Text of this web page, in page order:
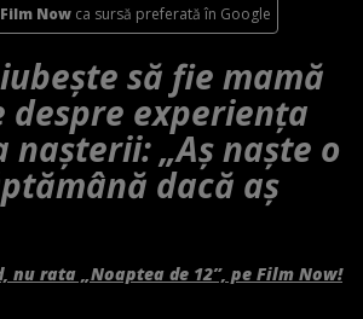
Film Now ca sursă preferată în Google
să fie mamă
despre experiența
nașterii: „Aș naște o
dacă aș
nu rata „Noaptea de 12”, pe Film Now!